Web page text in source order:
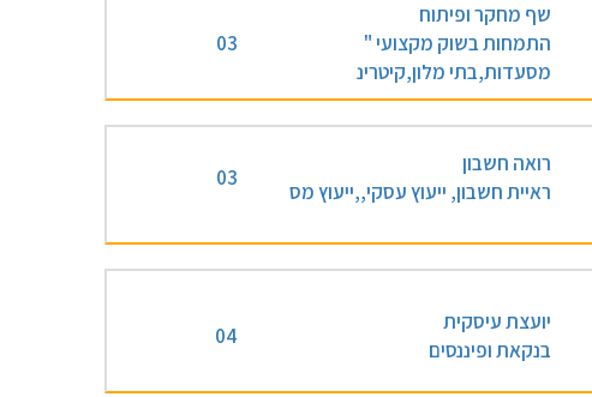
שף מחקר ופיתוח
התמחות בשוק מקצועי "
מסעדות,בתי מלון,קיטרינ
03
רואה חשבון
ראיית חשבון, ייעוץ עסקי,,ייעוץ מס
03
יועצת עיסקית
בנקאת ופיננסים
04